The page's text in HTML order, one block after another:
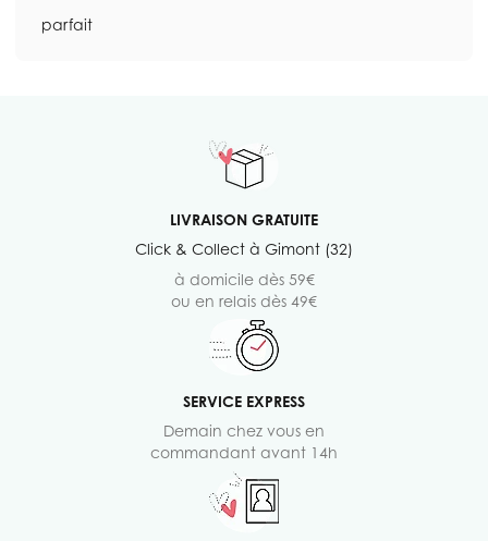
parfait
LIVRAISON GRATUITE
Click & Collect à Gimont (32)
à domicile dès 59€
ou en relais dès 49€
SERVICE EXPRESS
Demain chez vous en
commandant avant 14h